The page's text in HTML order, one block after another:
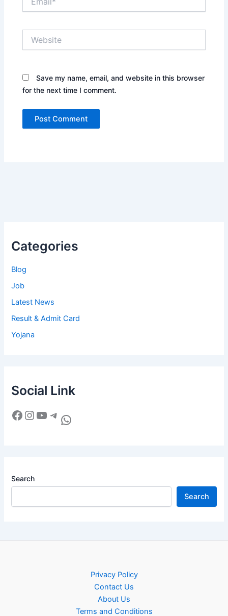
Save my name, email, and website in this browser
for the next time I comment.
Categories
Blog
Job
Latest News
Result & Admit Card
Yojana
Social Link
Search
Search
Privacy Policy
Contact Us
About Us
Terms and Conditions